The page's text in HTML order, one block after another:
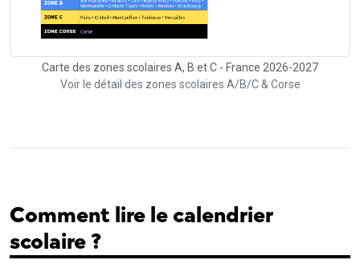
Carte des zones scolaires A, B et C - France 2026-2027
Voir le détail des zones scolaires A/B/C & Corse
Comment lire le calendrier
scolaire ?